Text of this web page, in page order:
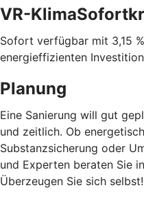
VR-
Sofort verfügbar mit 3,15
energieffizienten
Planung
Eine Sanierung will gut
und zeitlich. Ob
Substanzsicherung oder
und Experten beraten Sie
Überzeugen Sie sich selbst!